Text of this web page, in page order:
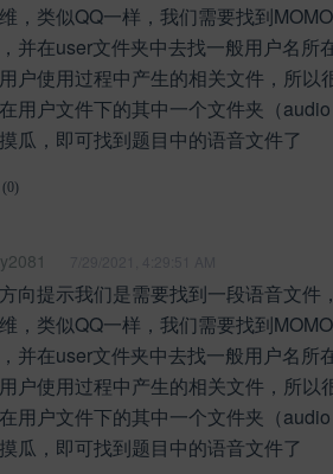
，类似QQ一样，我们需要找到
并在user文件夹中去找一般用户名所
户使用过程中产生的相关文件，所以
用户文件下的其中一个文件夹（
瓜，即可找到题目中的语音文件了
(0)
向提示我们是需要找到一段语音文件
，类似QQ一样，我们需要找到
并在user文件夹中去找一般用户名所
户使用过程中产生的相关文件，所以
用户文件下的其中一个文件夹（
瓜，即可找到题目中的语音文件了